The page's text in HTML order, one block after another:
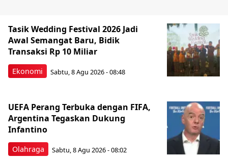
Ekonomi
Tasik Wedding Festival 2026 Jadi
Awal Semangat Baru, Bidik
Transaksi Rp 10 Miliar
Sabtu, 8 Agu 2026 - 08:48
Olahraga
UEFA Perang Terbuka dengan FIFA,
Argentina Tegaskan Dukung
Infantino
Sabtu, 8 Agu 2026 - 08:02